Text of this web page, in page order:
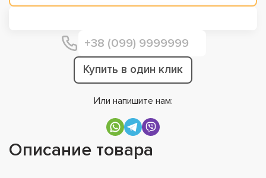
Купить в один клик
Или напишите нам:
Описание товара